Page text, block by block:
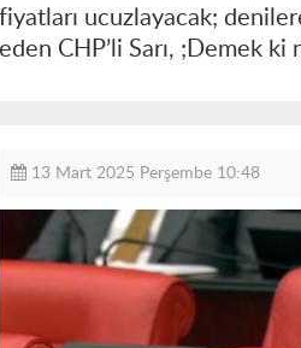
fiyatları ucuzlayacak;
eden CHP’li Sarı, ;Demek
13 Mart 2025 Perşembe 10:48